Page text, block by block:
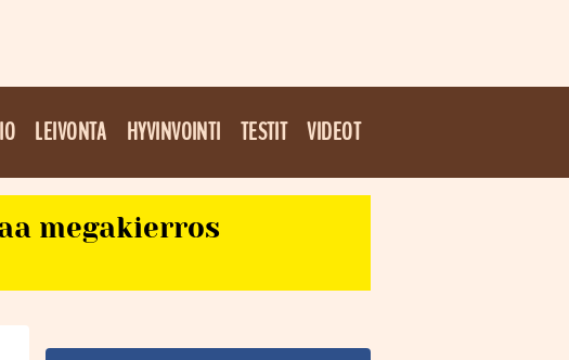
LEIVONTA HYVINVOINTI TESTIT VIDEOT
megakierros